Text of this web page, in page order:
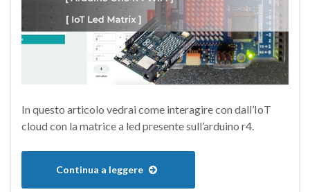
In questo articolo vedrai come interagire con dall’IoT
cloud con la matrice a led presente sull’arduino r4.
Continua a leggere